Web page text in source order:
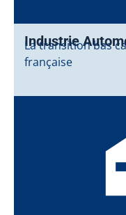
Industrie
La transition bas
française